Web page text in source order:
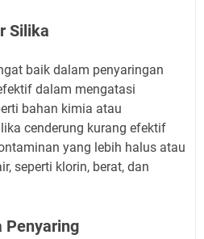
Silika
baik dalam penyaringan
dalam mengatasi
bahan kimia atau
cenderung kurang efektif
yang lebih halus atau
seperti klorin, berat, dan
Penyaring